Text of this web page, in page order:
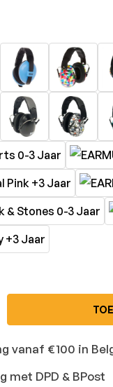
vanaf €100 in
met DPD & BPost